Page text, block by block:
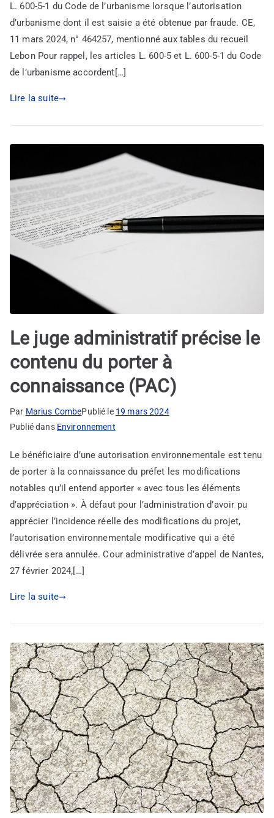
L. 600-5-1 du Code de l’urbanisme lorsque l’autorisation
d’urbanisme dont il est saisie a été obtenue par fraude. CE,
11 mars 2024, n° 464257, mentionné aux tables du recueil
Lebon Pour rappel, les articles L. 600-5 et L. 600-5-1 du Code
de l’urbanisme accordent[…]
Lire la suite
Le juge administratif précise le
contenu du porter à
connaissance (PAC)
Par Marius CombePublié le 19 mars 2024
Publié dans Environnement
Le bénéficiaire d’une autorisation environnementale est tenu
de porter à la connaissance du préfet les modifications
notables qu’il entend apporter « avec tous les éléments
d’appréciation ». À défaut pour l’administration d’avoir pu
apprécier l’incidence réelle des modifications du projet,
l’autorisation environnementale modificative qui a été
délivrée sera annulée. Cour administrative d’appel de Nantes,
27 février 2024,[…]
Lire la suite